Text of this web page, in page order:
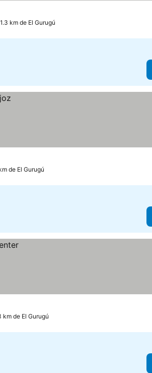
km de El Gurugú
de El Gurugú
km de El Gurugú